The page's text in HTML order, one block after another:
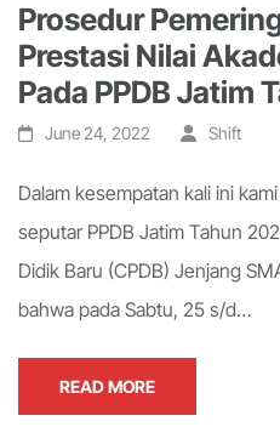
Prosedur
Prestasi Nilai
Pada PPDB Jatim
June 24, 2022 Shift
Dalam kesempatan kali ini
seputar PPDB Jatim Tahun
Didik Baru (CPDB) Jenjang
bahwa pada Sabtu, 25 s/d…
READ MORE